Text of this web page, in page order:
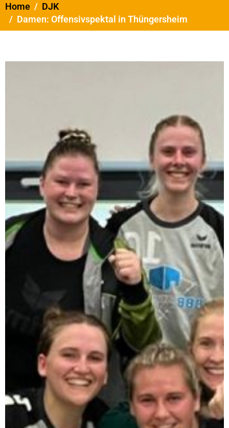
Home
DJK
Damen: Offensivspektal in Thüngersheim